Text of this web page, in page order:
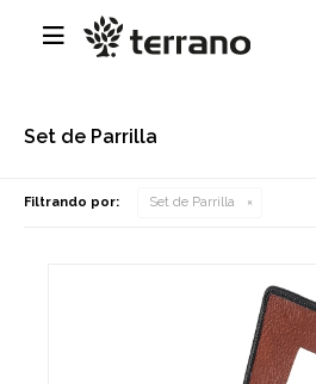

Set de Parrilla
Filtrando por: Set de Parrilla